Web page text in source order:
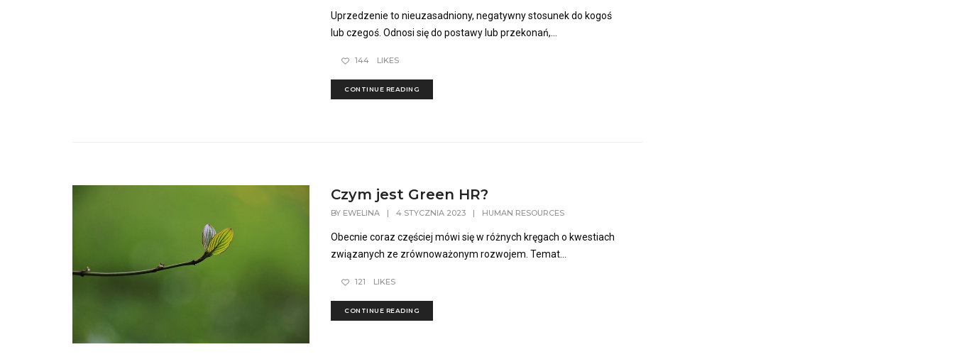
Uprzedzenie to nieuzasadniony, negatywny stosunek do kogoś
lub czegoś. Odnosi się do postawy lub przekonań,...
144 LIKES
CONTINUE READING
Czym jest Green HR?
BY EWELINA | 4 STYCZNIA 2023 | HUMAN RESOURCES
Obecnie coraz częściej mówi się w różnych kręgach o kwestiach
związanych ze zrównoważonym rozwojem. Temat...
121 LIKES
CONTINUE READING